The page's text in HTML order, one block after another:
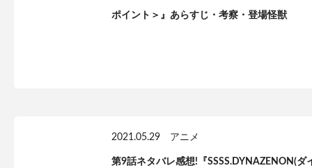
ポイント＞』あらすじ・考察・登場怪獣
2021.05.29 アニメ
第9話ネタバレ感想!『SSSS.DYNAZENON(ダ